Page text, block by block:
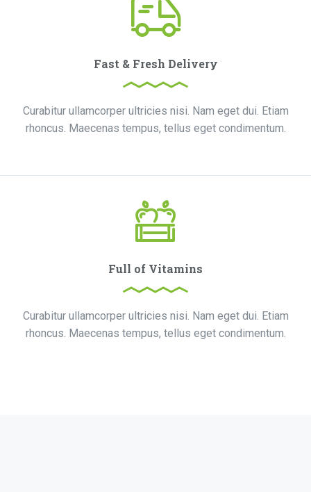
Fast & Fresh Delivery
Curabitur ullamcorper ultricies nisi. Nam eget dui. Etiam
rhoncus. Maecenas tempus, tellus eget condimentum.
Full of Vitamins
Curabitur ullamcorper ultricies nisi. Nam eget dui. Etiam
rhoncus. Maecenas tempus, tellus eget condimentum.